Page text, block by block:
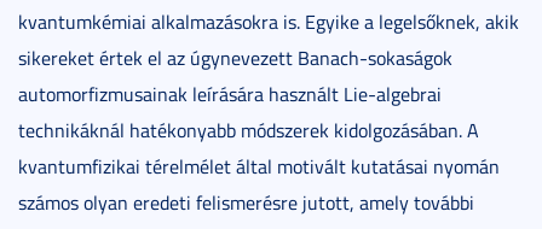
kvantumkémiai alkalmazásokra is. Egyike a legelsőknek, akik
sikereket értek el az úgynevezett Banach-sokaságok
automorfizmusainak leírására használt Lie-algebrai
technikáknál hatékonyabb módszerek kidolgozásában. A
kvantumfizikai térelmélet által motivált kutatásai nyomán
számos olyan eredeti felismerésre jutott, amely további